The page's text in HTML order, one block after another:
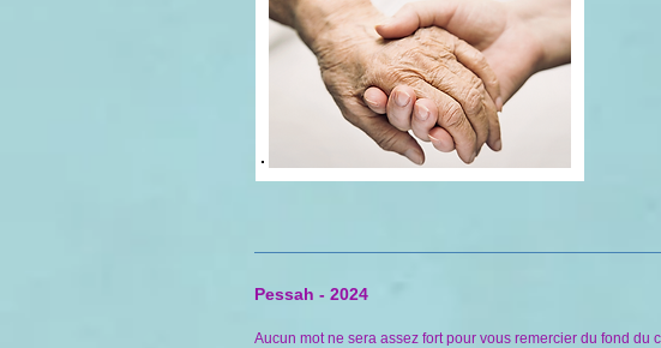
Pessah - 2024
Aucun mot ne sera assez fort pour vous remercier du fond